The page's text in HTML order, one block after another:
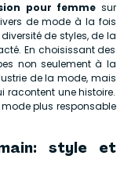
pour femme sur
de mode à la fois
de styles, de la
En choisissant des
non seulement à la
de la mode, mais
racontent une histoire.
plus responsable
style et